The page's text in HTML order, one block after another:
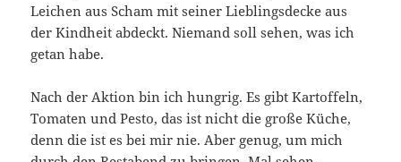
Leichen aus Scham mit seiner Lieblingsdecke aus
der Kindheit abdeckt. Niemand soll sehen, was ich
getan habe.
Nach der Aktion bin ich hungrig. Es gibt Kartoffeln,
Tomaten und Pesto, das ist nicht die große Küche,
denn die ist es bei mir nie. Aber genug, um mich